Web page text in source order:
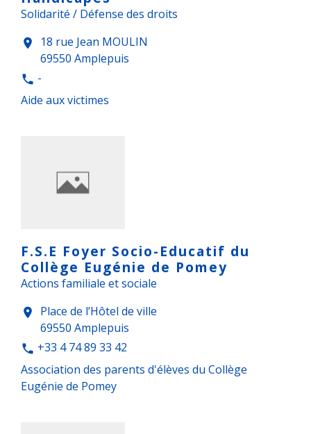
Solidarité / Défense des droits
location_on
18 rue Jean MOULIN
69550 Amplepuis
phone -
Aide aux victimes
F.S.E Foyer Socio-Educatif du
Collège Eugénie de Pomey
Actions familiale et sociale
location_on
Place de l’Hôtel de ville
69550 Amplepuis
phone +33 4 74 89 33 42
Association des parents d'élèves du Collège
Eugénie de Pomey